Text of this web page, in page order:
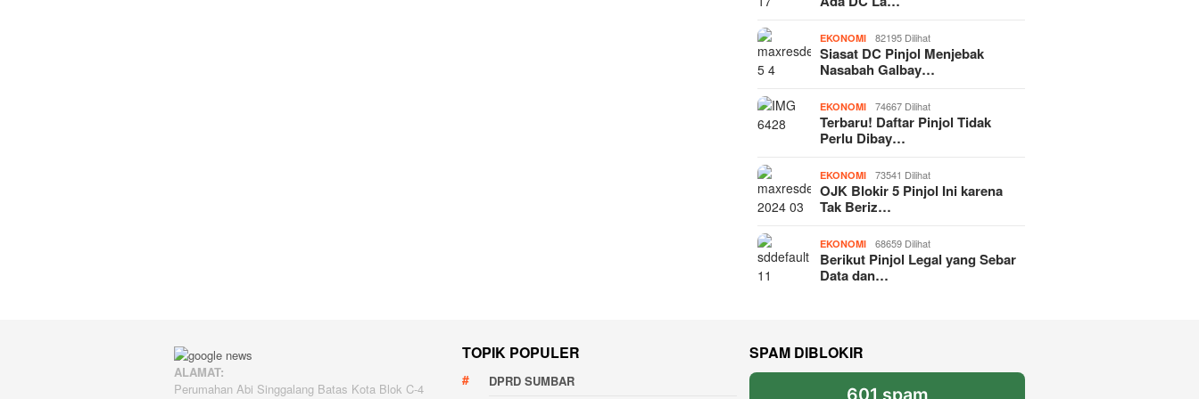
EKONOMI 82195 Dilihat
Siasat DC Pinjol Menjebak
Nasabah Galbay…
EKONOMI 74667 Dilihat
Terbaru! Daftar Pinjol Tidak
Perlu Dibay…
EKONOMI 73541 Dilihat
OJK Blokir 5 Pinjol Ini karena
Tak Beriz…
EKONOMI 68659 Dilihat
Berikut Pinjol Legal yang Sebar
Data dan…
ALAMAT:
Perumahan Abi Singgalang Batas Kota Blok C-4
TOPIK POPULER
DPRD SUMBAR
SPAM DIBLOKIR
601 spam